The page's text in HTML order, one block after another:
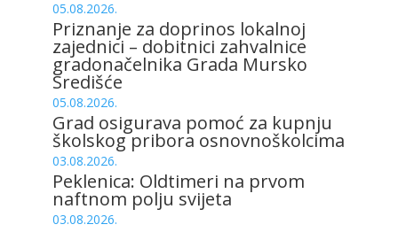
05.08.2026.
Priznanje za doprinos lokalnoj
zajednici – dobitnici zahvalnice
gradonačelnika Grada Mursko
Središće
05.08.2026.
Grad osigurava pomoć za kupnju
školskog pribora osnovnoškolcima
03.08.2026.
Peklenica: Oldtimeri na prvom
naftnom polju svijeta
03.08.2026.